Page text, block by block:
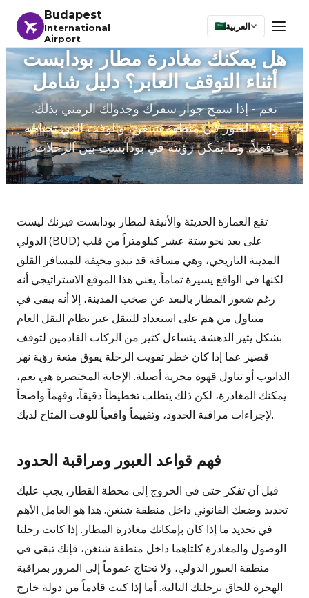
Budapest
International
Airport
العربية
هل يمكنك مغادرة مطار بودابست
أثناء التوقف العابر؟ دليل شامل
نعم - إذا سمح جواز سفرك وجدولك الزمني بذلك.
قواعد العبور في منطقة شنغن، والوقت الذي تحتاجه
فعلاً، وما يمكن رؤيته في بودابست بين الرحلات.
تقع العمارة الحديثة والأنيقة لمطار بودابست فيرنك ليست
الدولي (BUD) على بعد نحو ستة عشر كيلومتراً من قلب
المدينة التاريخي، وهي مسافة قد تبدو مخيفة للمسافر القلق
لكنها في الواقع يسيرة تماماً. يعني هذا الموقع الاستراتيجي أنه
رغم شعور المطار بالبعد عن صخب المدينة، إلا أنه يبقى في
متناول من هم على استعداد للتنقل عبر نظام النقل العام
بشكل يثير الدهشة. يتساءل كثير من الركاب القادمين لتوقف
قصير عما إذا كان خطر تفويت الرحلة يفوق متعة رؤية نهر
الدانوب أو تناول قهوة مجرية أصيلة. الإجابة المختصرة هي نعم،
يمكنك المغادرة، لكن ذلك يتطلب تخطيطاً دقيقاً، وفهماً واضحاً
لإجراءات مراقبة الحدود، وتقييماً واقعياً للوقت المتاح لديك.
فهم قواعد العبور ومراقبة الحدود
قبل أن تفكر حتى في الخروج إلى محطة القطار، يجب عليك
تحديد وضعك القانوني داخل منطقة شنغن. هذا هو العامل الأهم
في تحديد ما إذا كان بإمكانك مغادرة المطار. إذا كانت رحلتا
الوصول والمغادرة كلتاهما داخل منطقة شنغن، فإنك تبقى في
منطقة العبور الدولي، ولا تحتاج عموماً إلى المرور بمراقبة
الهجرة للحاق برحلتك التالية. أما إذا كنت قادماً من دولة خارج